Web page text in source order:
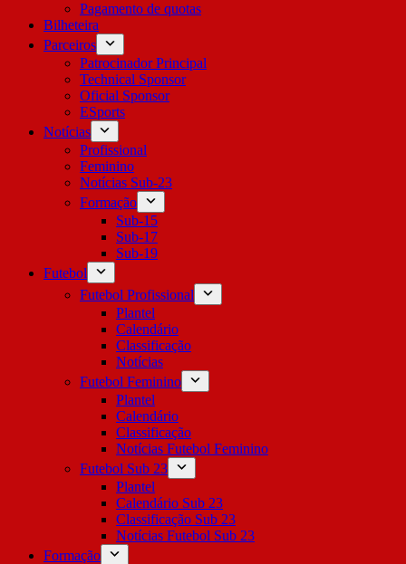
Pagamento de quotas
Bilheteira
Parceiros
Patrocinador Principal
Technical Sponsor
Oficial Sponsor
ESports
Notícias
Profissional
Feminino
Notícias Sub-23
Formação
Sub-15
Sub-17
Sub-19
Futebol
Futebol Profissional
Plantel
Calendário
Classificação
Notícias
Futebol Feminino
Plantel
Calendário
Classificação
Notícias Futebol Feminino
Futebol Sub 23
Plantel
Calendário Sub 23
Classificação Sub 23
Notícias Futebol Sub 23
Formação